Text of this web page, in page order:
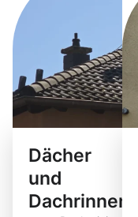
Dächer
und
Dachrinnen